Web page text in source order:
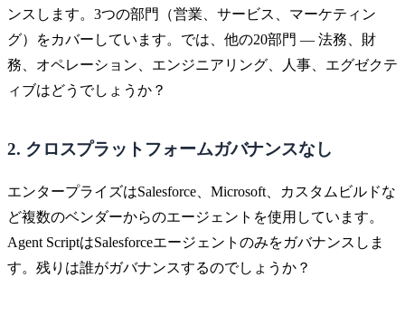
ンスします。3つの部門（営業、サービス、マーケティン
グ）をカバーしています。では、他の20部門 — 法務、財
務、オペレーション、エンジニアリング、人事、エグゼクテ
ィブはどうでしょうか？
2. クロスプラットフォームガバナンスなし
エンタープライズはSalesforce、Microsoft、カスタムビルドな
ど複数のベンダーからのエージェントを使用しています。
Agent ScriptはSalesforceエージェントのみをガバナンスしま
す。残りは誰がガバナンスするのでしょうか？